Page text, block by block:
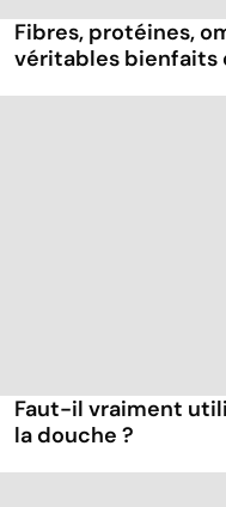
Fibres, protéines,
véritables bienfaits
Faut-il vraiment
la douche ?